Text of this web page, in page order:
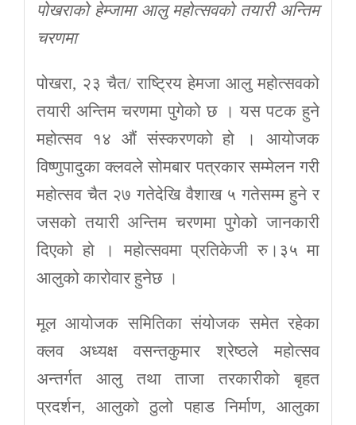
पोखराको हेम्जामा आलु महोत्सवको तयारी अन्तिम
चरणमा
पोखरा, २३ चैत/ राष्ट्रिय हेमजा आलु महोत्सवको
तयारी अन्तिम चरणमा पुगेको छ । यस पटक हुने
महोत्सव १४ औं संस्करणको हो । आयोजक
विष्णुपादुका क्लवले सोमबार पत्रकार सम्मेलन गरी
महोत्सव चैत २७ गतेदेखि वैशाख ५ गतेसम्म हुने र
जसको तयारी अन्तिम चरणमा पुगेको जानकारी
दिएको हो । महोत्सवमा प्रतिकेजी रु।३५ मा
आलुको कारोवार हुनेछ ।
मूल आयोजक समितिका संयोजक समेत रहेका
क्लव अध्यक्ष वसन्तकुमार श्रेष्ठले महोत्सव
अन्तर्गत आलु तथा ताजा तरकारीको बृहत
प्रदर्शन, आलुको ठुलो पहाड निर्माण, आलुका